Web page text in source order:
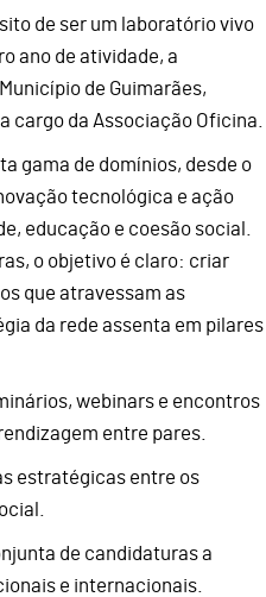
de ser um laboratório vivo
ano de atividade, a
de Guimarães,
cargo da Associação Oficina.
gama de domínios, desde o
tecnológica e ação
educação e coesão social.
o objetivo é claro: criar
que atravessam as
da rede assenta em pilares
webinars e encontros
entre pares.
estratégicas entre os
de candidaturas a
e internacionais.